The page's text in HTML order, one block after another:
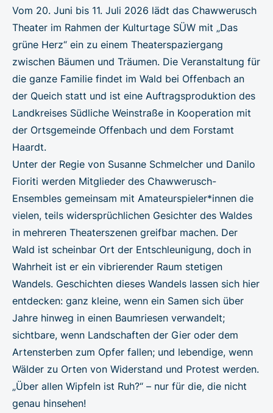
Vom 20. Juni bis 11. Juli 2026 lädt das Chawwerusch
Theater im Rahmen der Kulturtage SÜW mit „Das
grüne Herz“ ein zu einem Theaterspaziergang
zwischen Bäumen und Träumen. Die Veranstaltung für
die ganze Familie findet im Wald bei Offenbach an
der Queich statt und ist eine Auftragsproduktion des
Landkreises Südliche Weinstraße in Kooperation mit
der Ortsgemeinde Offenbach und dem Forstamt
Haardt.
Unter der Regie von Susanne Schmelcher und Danilo
Fioriti werden Mitglieder des Chawwerusch-
Ensembles gemeinsam mit Amateurspieler*innen die
vielen, teils widersprüchlichen Gesichter des Waldes
in mehreren Theaterszenen greifbar machen. Der
Wald ist scheinbar Ort der Entschleunigung, doch in
Wahrheit ist er ein vibrierender Raum stetigen
Wandels. Geschichten dieses Wandels lassen sich hier
entdecken: ganz kleine, wenn ein Samen sich über
Jahre hinweg in einen Baumriesen verwandelt;
sichtbare, wenn Landschaften der Gier oder dem
Artensterben zum Opfer fallen; und lebendige, wenn
Wälder zu Orten von Widerstand und Protest werden.
„Über allen Wipfeln ist Ruh?“ – nur für die, die nicht
genau hinsehen!